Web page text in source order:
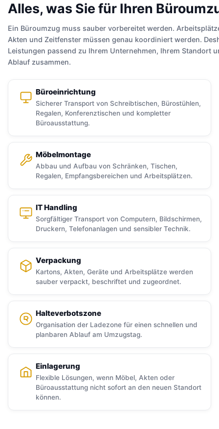
Alles, was Sie für Ihren
Ein Büroumzug muss sauber vorbereitet werden.
Akten und Zeitfenster müssen genau koordiniert werden.
Leistungen passend zu Ihrem Unternehmen, Ihrem Standort
Ablauf zusammen.
Büroeinrichtung
Sicherer Transport von Schreibtischen, Bürostühlen,
Regalen, Konferenztischen und kompletter
Büroausstattung.
Möbelmontage
Abbau und Aufbau von Schränken, Tischen,
Regalen, Empfangsbereichen und Arbeitsplätzen.
IT Handling
Sorgfältiger Transport von Computern, Bildschirmen,
Druckern, Telefonanlagen und sensibler Technik.
Verpackung
Kartons, Akten, Geräte und Arbeitsplätze werden
sauber verpackt, beschriftet und zugeordnet.
Halteverbotszone
Organisation der Ladezone für einen schnellen und
planbaren Ablauf am Umzugstag.
Einlagerung
Flexible Lösungen, wenn Möbel, Akten oder
Büroausstattung nicht sofort an den neuen Standort
können.